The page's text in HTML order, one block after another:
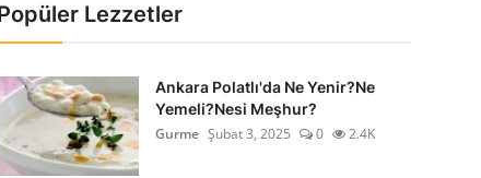
Lezzetler
Ankara Polatlı'da Ne Yenir?Ne
Yemeli?Nesi Meşhur?
Gurme Şubat 3, 2025 0 2.4K